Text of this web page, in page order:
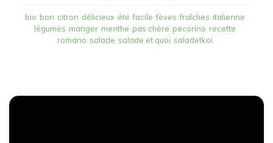
bio bon citron délicieux été facile fèves fraîches italienne
légumes manger menthe pas chère pecorino recette
romano salade salade et quoi saladetkoi